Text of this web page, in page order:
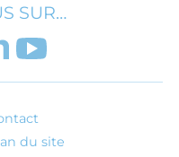
SUR…
LINKEDIN
YOUTUBE
régionale pour
du site